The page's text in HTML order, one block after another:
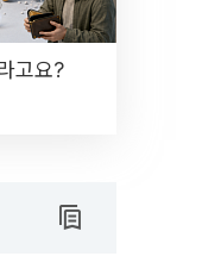
고요?